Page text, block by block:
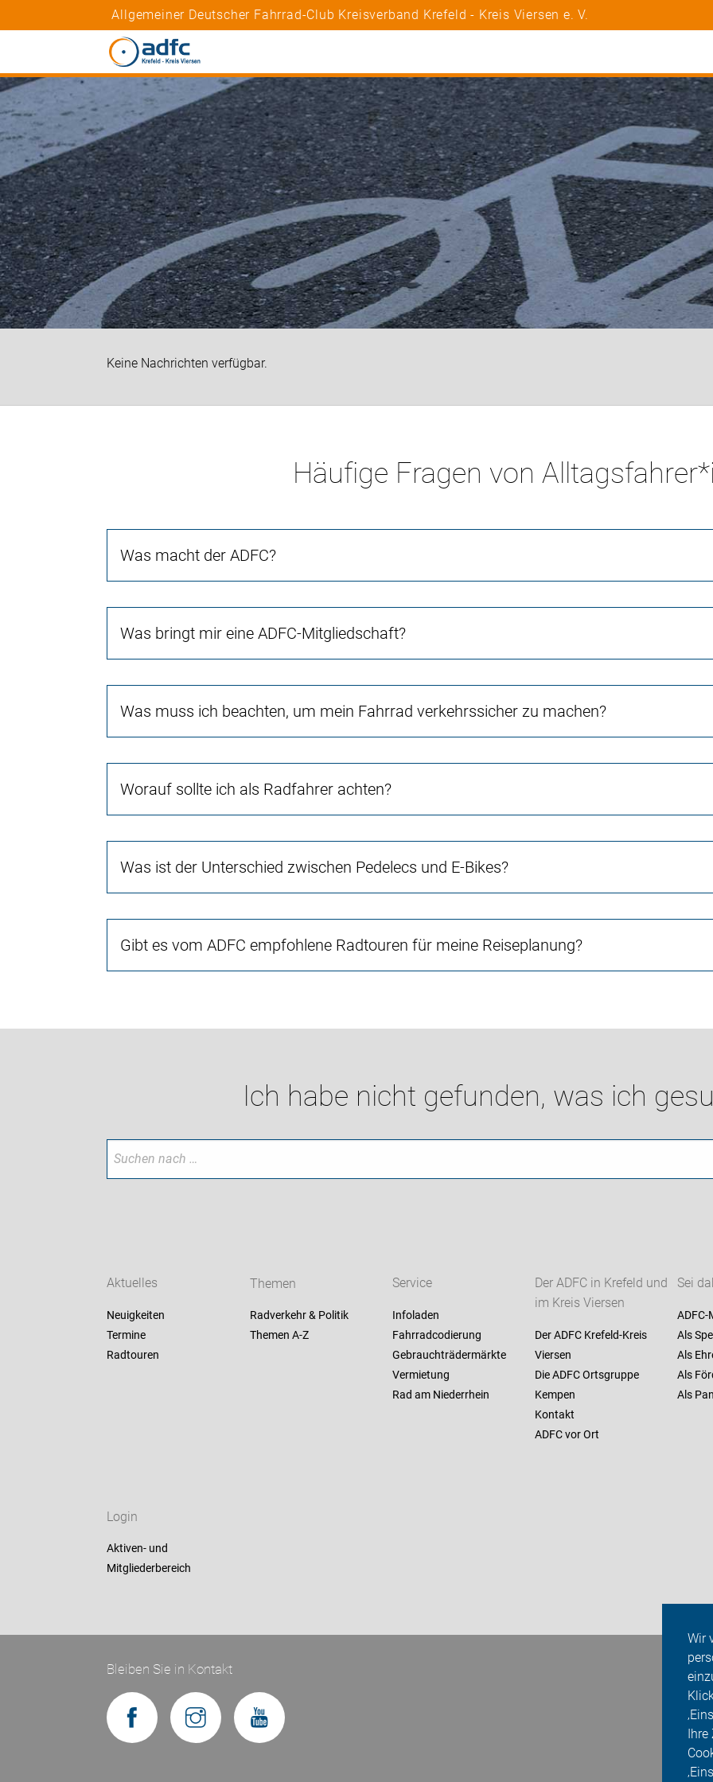
Wir
Ihre
Allgemeiner Deutscher Fahrrad-Club Kreisverband Krefeld - Kreis Viersen e. V.
Keine Nachrichten verfügbar.
Häufige Fragen von
Was macht der ADFC?
Was bringt mir eine ADFC-Mitgliedschaft?
Was muss ich beachten, um mein Fahrrad verkehrssicher zu machen?
Worauf sollte ich als Radfahrer achten?
Was ist der Unterschied zwischen Pedelecs und E-Bikes?
Gibt es vom ADFC empfohlene Radtouren für meine Reiseplanung?
Ich habe nicht gefunden, was ich
Aktuelles
Neuigkeiten
Termine
Radtouren
Themen
Radverkehr & Politik
Themen A-Z
Service
Infoladen
Fahrradcodierung
Gebrauchträdermärkte
Vermietung
Rad am Niederrhein
Der ADFC in Krefeld und
im Kreis Viersen
Der ADFC Krefeld-Kreis
Viersen
Die ADFC Ortsgruppe
Kempen
Kontakt
ADFC vor Ort
Sei
Als
Als
Als
Als
Login
Aktiven- und
Mitgliederbereich
Bleiben Sie in Kontakt